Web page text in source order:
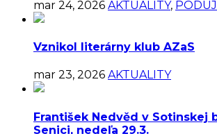
mar 24, 2026 AKTUALITY,
Vznikol literárny klub AZaS
mar 23, 2026 AKTUALITY
František Nedvěd v Sotinskej
Senici, nedeľa 29.3.